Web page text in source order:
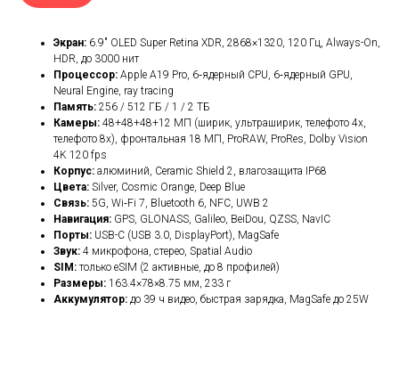
Экран: 6.9″ OLED Super Retina XDR, 2868×1320, 120 Гц, Always-On,
HDR, до 3000 нит
Процессор: Apple A19 Pro, 6‑ядерный CPU, 6‑ядерный GPU,
Neural Engine, ray tracing
Память: 256 / 512 ГБ / 1 / 2 ТБ
Камеры: 48+48+48+12 МП (ширик, ультраширик, телефото 4x,
телефото 8x), фронтальная 18 МП, ProRAW, ProRes, Dolby Vision
4K 120 fps
Корпус: алюминий, Ceramic Shield 2, влагозащита IP68
Цвета: Silver, Cosmic Orange, Deep Blue
Связь: 5G, Wi‑Fi 7, Bluetooth 6, NFC, UWB 2
Навигация: GPS, GLONASS, Galileo, BeiDou, QZSS, NavIC
Порты: USB-C (USB 3.0, DisplayPort), MagSafe
Звук: 4 микрофона, стерео, Spatial Audio
SIM: только eSIM (2 активные, до 8 профилей)
Размеры: 163.4×78×8.75 мм, 233 г
Аккумулятор: до 39 ч видео, быстрая зарядка, MagSafe до 25W